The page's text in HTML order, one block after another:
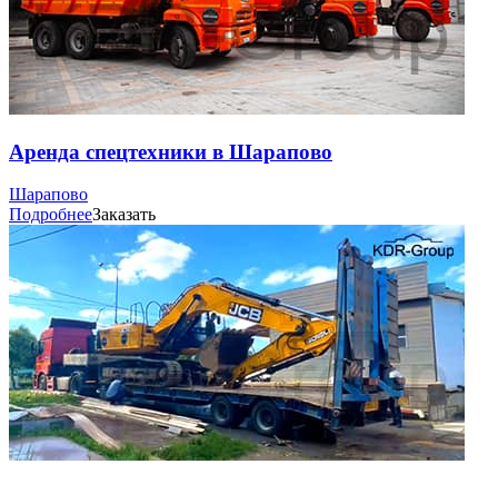
Аренда спецтехники в Шарапово
Шарапово
ПодробнееЗаказать